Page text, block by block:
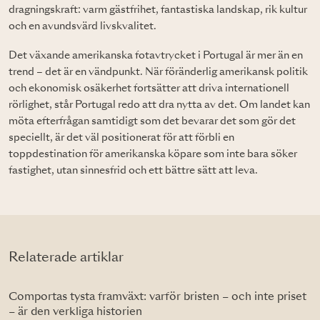
dragningskraft: varm gästfrihet, fantastiska landskap, rik kultur
och en avundsvärd livskvalitet.
Det växande amerikanska fotavtrycket i Portugal är mer än en
trend – det är en vändpunkt. När föränderlig amerikansk politik
och ekonomisk osäkerhet fortsätter att driva internationell
rörlighet, står Portugal redo att dra nytta av det. Om landet kan
möta efterfrågan samtidigt som det bevarar det som gör det
speciellt, är det väl positionerat för att förbli en
toppdestination för amerikanska köpare som inte bara söker
fastighet, utan sinnesfrid och ett bättre sätt att leva.
Relaterade artiklar
Comportas tysta framväxt: varför bristen – och inte priset
– är den verkliga historien